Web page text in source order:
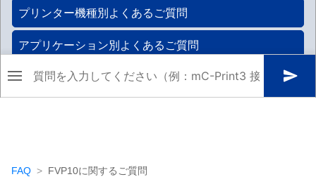
FAQ FVP10に関するご質問